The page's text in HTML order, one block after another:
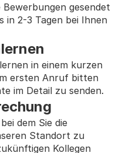
gesendet
in 2-3 Tagen bei Ihnen
in einem kurzen
ersten Anruf bitten
im Detail zu senden.
dem Sie die
Standort zu
Kollegen